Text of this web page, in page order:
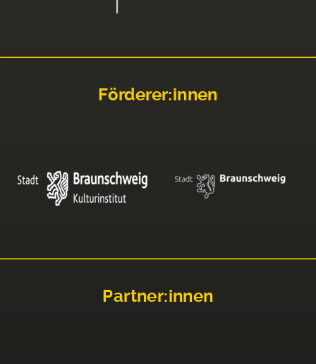
Förderer:innen
Partner:innen